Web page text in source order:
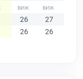
26 27
26 26